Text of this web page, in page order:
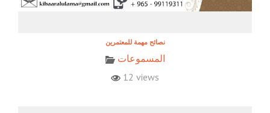
نصائح مهمة للمعتمرين
المسموعات
12 views